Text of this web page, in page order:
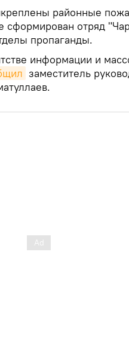
районные
сформирован отряд
пропаганды.
информации и
заместитель